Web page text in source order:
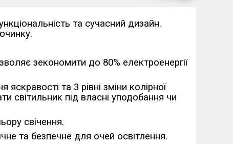
та сучасний дизайн.
зекономити до 80% електроенергії
та 3 рівні зміни колірної
світильник під власні уподобання чи
свічення.
та безпечне для очей освітлення.